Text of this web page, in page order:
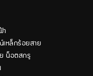
หล็กร้อยสาย
น็อตสกรู